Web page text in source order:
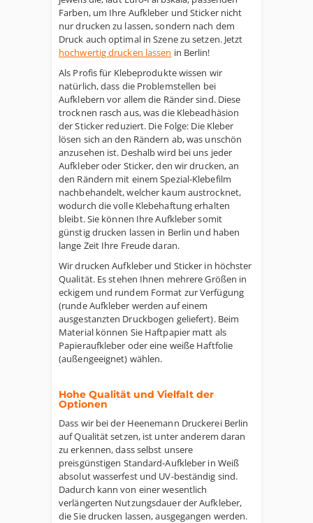
Farben, um Ihre Aufkleber und Sticker nicht
nur drucken zu lassen, sondern nach dem
Druck auch optimal in Szene zu setzen. Jetzt
hochwertig drucken lassen in Berlin!
Als Profis für Klebeprodukte wissen wir
natürlich, dass die Problemstellen bei
Aufklebern vor allem die Ränder sind. Diese
trocknen rasch aus, was die Klebeadhäsion
der Sticker reduziert. Die Folge: Die Kleber
lösen sich an den Rändern ab, was unschön
anzusehen ist. Deshalb wird bei uns jeder
Aufkleber oder Sticker, den wir drucken, an
den Rändern mit einem Spezial-Klebefilm
nachbehandelt, welcher kaum austrocknet,
wodurch die volle Klebehaftung erhalten
bleibt. Sie können Ihre Aufkleber somit
günstig drucken lassen in Berlin und haben
lange Zeit Ihre Freude daran.
Wir drucken Aufkleber und Sticker in höchster
Qualität. Es stehen Ihnen mehrere Größen in
eckigem und rundem Format zur Verfügung
(runde Aufkleber werden auf einem
ausgestanzten Druckbogen geliefert). Beim
Material können Sie Haftpapier matt als
Papieraufkleber oder eine weiße Haftfolie
(außengeeignet) wählen.
Hohe Qualität und Vielfalt der
Optionen
Dass wir bei der Heenemann Druckerei Berlin
auf Qualität setzen, ist unter anderem daran
zu erkennen, dass selbst unsere
preisgünstigen Standard-Aufkleber in Weiß
absolut wasserfest und UV-beständig sind.
Dadurch kann von einer wesentlich
verlängerten Nutzungsdauer der Aufkleber,
die Sie drucken lassen, ausgegangen werden.